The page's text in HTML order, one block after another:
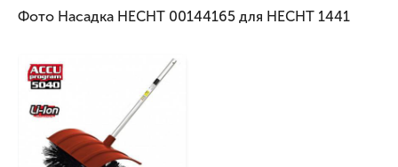
Фото Насадка HECHT 00144165 для HECHT 1441